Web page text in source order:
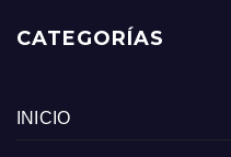
CATEGORÍAS
INICIO